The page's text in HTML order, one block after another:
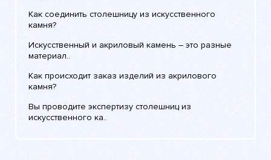
Как соединить столешницу из искусственного
камня?
Искусственный и акриловый камень – это разные
материал..
Как происходит заказ изделий из акрилового
камня?
Вы проводите экспертизу столешниц из
искусственного ка..